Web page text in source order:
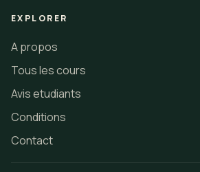
EXPLORER
A propos
Tous les cours
Avis etudiants
Conditions
Contact